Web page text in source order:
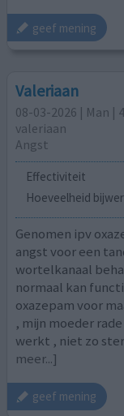
geef mening
Valeriaan
08-03-2026 | Man |
valeriaan
Angst
Effectiviteit
Hoeveelheid
Genomen ipv
angst voor een
wortelkanaal
normaal kan
oxazepam voor
, mijn moeder
werkt , niet zo
meer...]
geef mening